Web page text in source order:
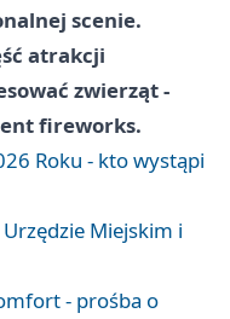
scenie.
atrakcji
zwierząt -
fireworks.
Roku - kto wystąpi
Miejskim i
- prośba o